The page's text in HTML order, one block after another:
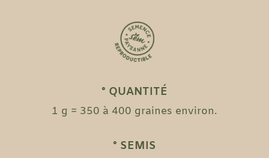
° QUANTITÉ
1 g = 350 à 400 graines environ.
° SEMIS